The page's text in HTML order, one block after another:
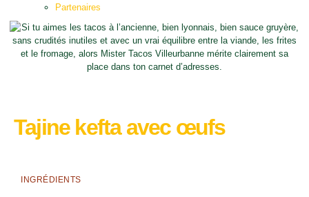
Partenaires
Tajine kefta avec œufs
INGRÉDIENTS